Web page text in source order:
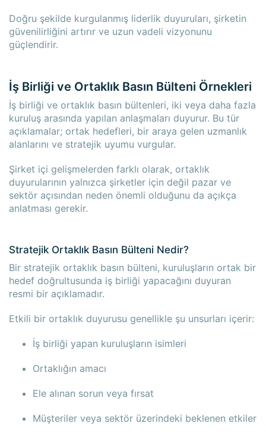
Doğru şekilde kurgulanmış liderlik duyuruları, şirketin
güvenilirliğini artırır ve uzun vadeli vizyonunu
güçlendirir.
İş Birliği ve Ortaklık Basın Bülteni Örnekleri
İş birliği ve ortaklık basın bültenleri, iki veya daha fazla
kuruluş arasında yapılan anlaşmaları duyurur. Bu tür
açıklamalar; ortak hedefleri, bir araya gelen uzmanlık
alanlarını ve stratejik uyumu vurgular.
Şirket içi gelişmelerden farklı olarak, ortaklık
duyurularının yalnızca şirketler için değil pazar ve
sektör açısından neden önemli olduğunu da açıkça
anlatması gerekir.
Stratejik Ortaklık Basın Bülteni Nedir?
Bir stratejik ortaklık basın bülteni, kuruluşların ortak bir
hedef doğrultusunda iş birliği yapacağını duyuran
resmi bir açıklamadır.
Etkili bir ortaklık duyurusu genellikle şu unsurları içerir:
İş birliği yapan kuruluşların isimleri
Ortaklığın amacı
Ele alınan sorun veya fırsat
Müşteriler veya sektör üzerindeki beklenen etkiler